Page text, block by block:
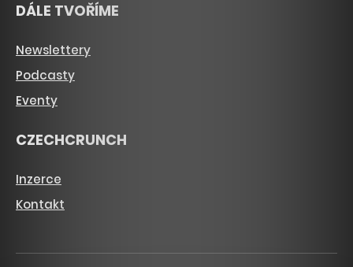
DÁLE TVOŘÍME
Newslettery
Podcasty
Eventy
CZECHCRUNCH
Inzerce
Kontakt